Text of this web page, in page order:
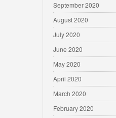
September 2020
August 2020
July 2020
June 2020
May 2020
April 2020
March 2020
February 2020